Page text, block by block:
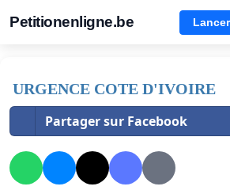
Petitionenligne.be
URGENCE COTE D'IVOIRE
Partager sur Facebook